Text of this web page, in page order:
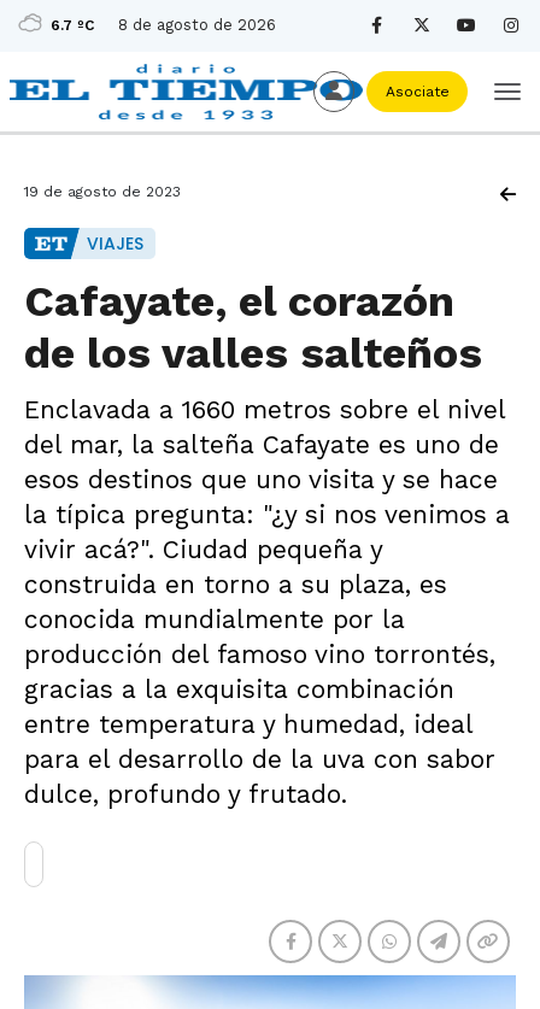
6.7 ºC 8 de agosto de 2026
Asociate
19 de agosto de 2023
VIAJES
Cafayate, el corazón
de los valles salteños
Enclavada a 1660 metros sobre el nivel
del mar, la salteña Cafayate es uno de
esos destinos que uno visita y se hace
la típica pregunta: "¿y si nos venimos a
vivir acá?". Ciudad pequeña y
construida en torno a su plaza, es
conocida mundialmente por la
producción del famoso vino torrontés,
gracias a la exquisita combinación
entre temperatura y humedad, ideal
para el desarrollo de la uva con sabor
dulce, profundo y frutado.